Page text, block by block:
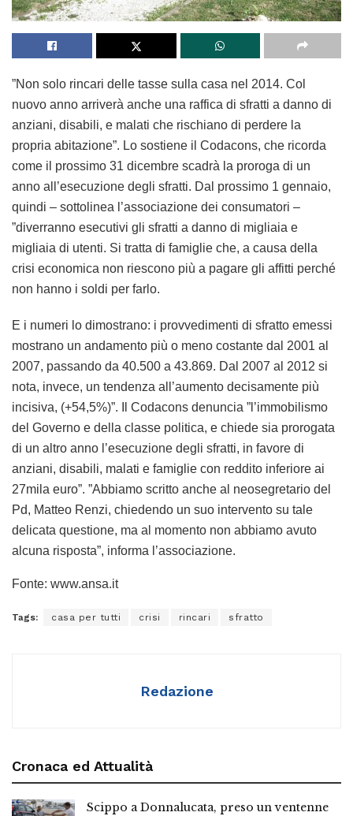
”Non solo rincari delle tasse sulla casa nel 2014. Col
nuovo anno arriverà anche una raffica di sfratti a danno di
anziani, disabili, e malati che rischiano di perdere la
propria abitazione”. Lo sostiene il Codacons, che ricorda
come il prossimo 31 dicembre scadrà la proroga di un
anno all’esecuzione degli sfratti. Dal prossimo 1 gennaio,
quindi – sottolinea l’associazione dei consumatori –
”diverranno esecutivi gli sfratti a danno di migliaia e
migliaia di utenti. Si tratta di famiglie che, a causa della
crisi economica non riescono più a pagare gli affitti perché
non hanno i soldi per farlo.
E i numeri lo dimostrano: i provvedimenti di sfratto emessi
mostrano un andamento più o meno costante dal 2001 al
2007, passando da 40.500 a 43.869. Dal 2007 al 2012 si
nota, invece, un tendenza all’aumento decisamente più
incisiva, (+54,5%)”. Il Codacons denuncia ”l’immobilismo
del Governo e della classe politica, e chiede sia prorogata
di un altro anno l’esecuzione degli sfratti, in favore di
anziani, disabili, malati e famiglie con reddito inferiore ai
27mila euro”. ”Abbiamo scritto anche al neosegretario del
Pd, Matteo Renzi, chiedendo un suo intervento su tale
delicata questione, ma al momento non abbiamo avuto
alcuna risposta”, informa l’associazione.
Fonte: www.ansa.it
Tags: casa per tutti crisi rincari sfratto
Redazione
Cronaca ed Attualità
Scippo a Donnalucata, preso un ventenne